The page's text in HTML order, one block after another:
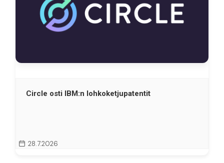
Circle osti IBM:n lohkoketjupatentit
28.7.2026